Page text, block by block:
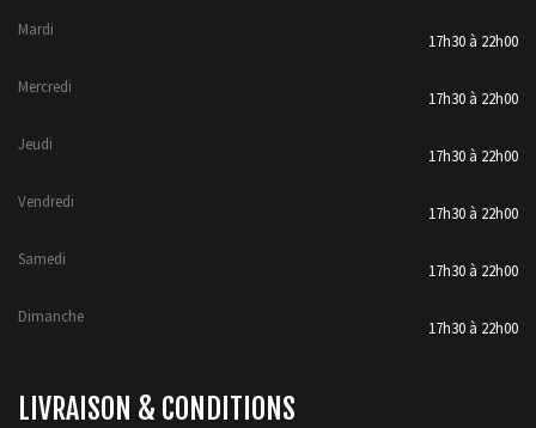
Mardi
17h30 à 22h00
Mercredi
17h30 à 22h00
Jeudi
17h30 à 22h00
Vendredi
17h30 à 22h00
Samedi
17h30 à 22h00
Dimanche
17h30 à 22h00
LIVRAISON & CONDITIONS